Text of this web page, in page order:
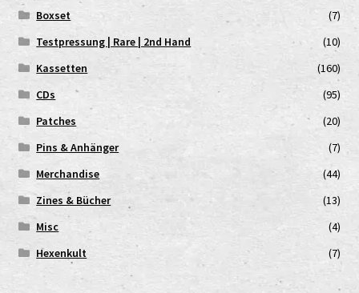
Boxset
(7)
Testpressung | Rare | 2nd Hand
(10)
Kassetten
(160)
CDs
(95)
Patches
(20)
Pins & Anhänger
(7)
Merchandise
(44)
Zines & Bücher
(13)
Misc
(4)
Hexenkult
(7)